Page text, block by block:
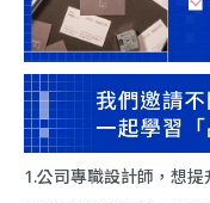
1.公司專職設計師，想